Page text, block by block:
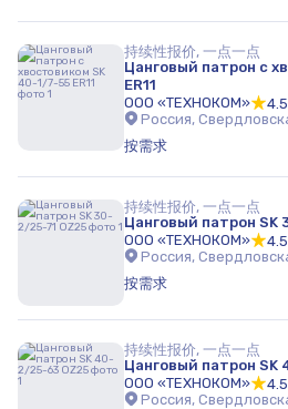
持续性报价, 一点一点
Цанговый патрон с
ER11
ООО «ТЕХНОКОМ»
4.5
Россия,
按需求
持续性报价, 一点一点
Цанговый патрон SK
ООО «ТЕХНОКОМ»
4.5
Россия,
按需求
持续性报价, 一点一点
Цанговый патрон
ООО «ТЕХНОКОМ»
4.5
Россия,